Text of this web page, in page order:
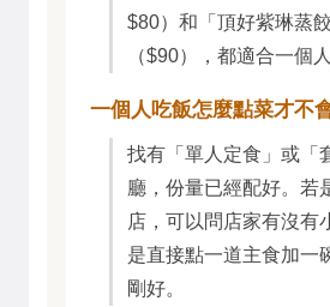
$80）和「頂好紫琳蒸
（$90），都適合一個
一個人吃飯怎麼點菜才不
找有「單人定食」或「
廳，份量已經配好。若
店，可以問店家有沒有
是直接點一道主食加一
剛好。